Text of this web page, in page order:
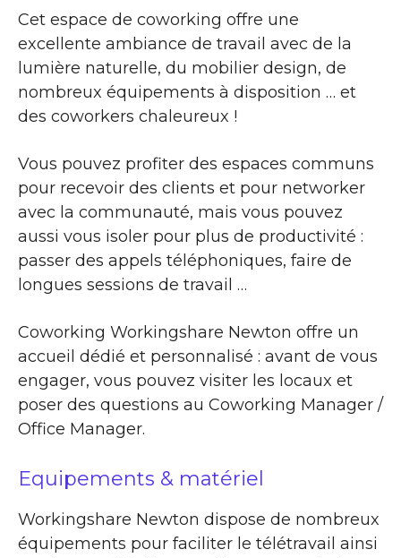
Cet espace de coworking offre une
excellente ambiance de travail avec de la
lumière naturelle, du mobilier design, de
nombreux équipements à disposition … et
des coworkers chaleureux !
Vous pouvez profiter des espaces communs
pour recevoir des clients et pour networker
avec la communauté, mais vous pouvez
aussi vous isoler pour plus de productivité :
passer des appels téléphoniques, faire de
longues sessions de travail …
Coworking Workingshare Newton offre un
accueil dédié et personnalisé : avant de vous
engager, vous pouvez visiter les locaux et
poser des questions au Coworking Manager /
Office Manager.
Equipements & matériel
Workingshare Newton dispose de nombreux
équipements pour faciliter le télétravail ainsi